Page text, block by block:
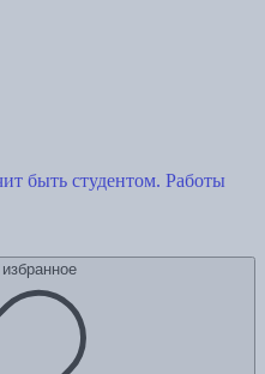
быть студентом. Работы